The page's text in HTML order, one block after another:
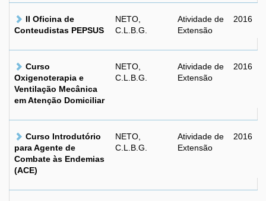
II Oficina de
Conteudistas PEPSUS
NETO,
C.L.B.G.
Atividade de
Extensão
2016
Curso
Oxigenoterapia e
Ventilação Mecânica
em Atenção Domiciliar
NETO,
C.L.B.G.
Atividade de
Extensão
2016
Curso Introdutório
para Agente de
Combate às Endemias
(ACE)
NETO,
C.L.B.G.
Atividade de
Extensão
2016